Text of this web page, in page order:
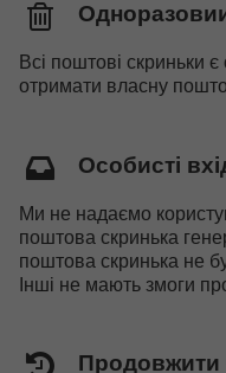
Всі поштові скриньки
отримати власну
Особисті
Ми не надаємо
поштова скринька
поштова скринька не
Інші не мають змоги
Продовжити